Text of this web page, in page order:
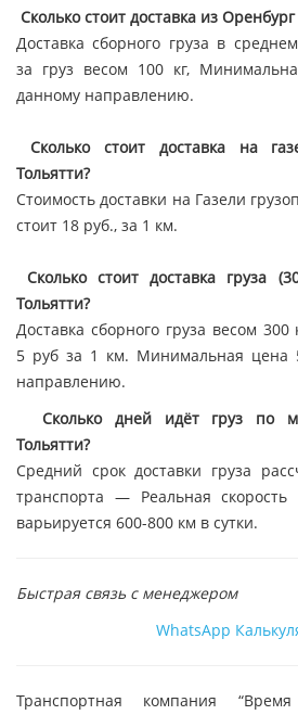
Сколько стоит доставка из Оренбург
Доставка сборного груза в
за груз весом 100 кг,
данному направлению.
Сколько стоит доставка на
Тольятти?
Стоимость доставки на Газели
стоит 18 руб., за 1 км.
Сколько стоит доставка груза
Тольятти?
Доставка сборного груза весом
5 руб за 1 км. Минимальная цена
направлению.
Сколько дней идёт груз по
Тольятти?
Средний срок доставки груза
транспорта — Реальная скорость
варьируется 600-800 км в сутки.
Быстрая связь с менеджером
WhatsApp
Транспортная компания